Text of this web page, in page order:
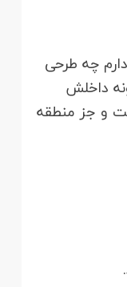
با متراژ۱۱۰۰متر دارم چه طرحی
داخلش
و جز منطقه